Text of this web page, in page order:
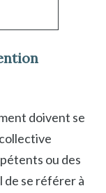
doivent se
ou des
de se référer à